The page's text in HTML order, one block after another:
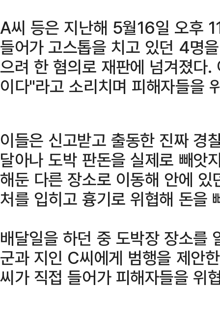
A씨 등은 지난해 5월16일 오후
들어가 고스톱을 치고 있던 4명
으려 한 혐의로 재판에 넘겨졌다
이다"라고 소리치며 피해자들을
이들은 신고받고 출동한 진짜 경
달아나 도박 판돈을 실제로 빼앗
해둔 다른 장소로 이동해 안에
처를 입히고 흉기로 위협해 돈을
배달일을 하던 중 도박장 장소를
군과 지인 C씨에게 범행을 제안
씨가 직접 들어가 피해자들을 위